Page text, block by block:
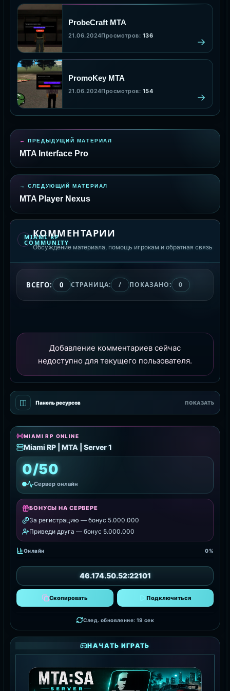
◫ Панель ресурсов ПОКАЗАТЬ
MIAMI RP ONLINE
Miami RP | MTA | Server 1
0/50
Сервер онлайн
БОНУСЫ НА СЕРВЕРЕ
За регистрацию — бонус 5.000.000
Приведи друга — бонус 5.000.000
Онлайн 0%
46.174.50.52:22101
Скопировать Подключиться
След. обновление: 18 сек
НАЧАТЬ ИГРАТЬ
ProbeCraft MTA
21.06.2024Просмотров: 136
PromoKey MTA
21.06.2024Просмотров: 154
ПРЕДЫДУЩИЙ МАТЕРИАЛ
MTA Interface Pro
СЛЕДУЮЩИЙ МАТЕРИАЛ
MTA Player Nexus
MIAMI RP
COMMUNITY
КОММЕНТАРИИ
Обсуждение материала, помощь игрокам и обратная связь
ВСЕГО: 0 СТРАНИЦА: / ПОКАЗАНО: 0
Добавление комментариев сейчас
недоступно для текущего пользователя.